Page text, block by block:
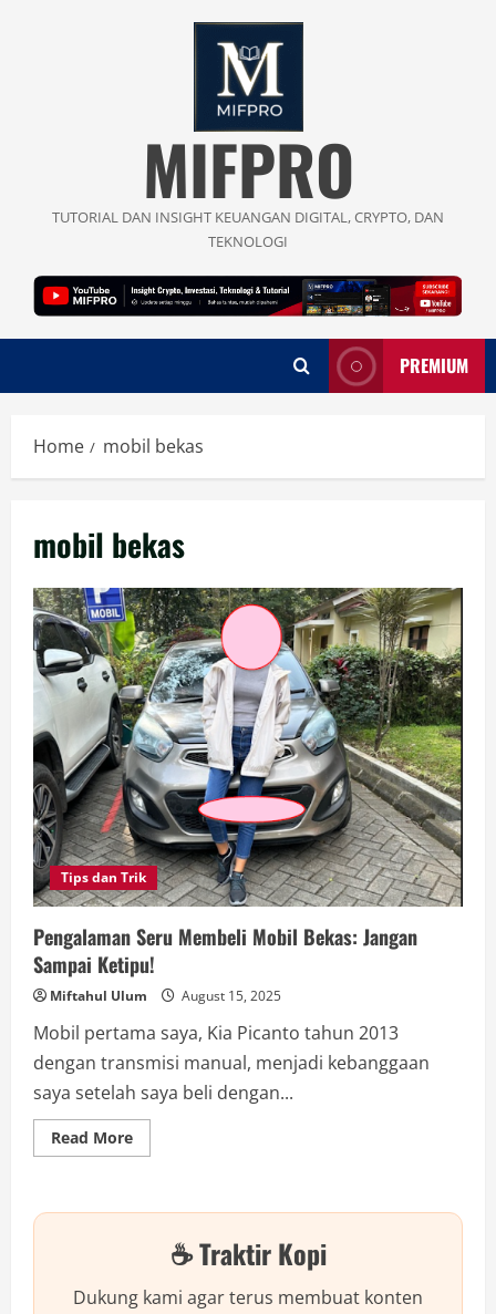
MIFPRO
TUTORIAL DAN INSIGHT KEUANGAN DIGITAL, CRYPTO, DAN
TEKNOLOGI
PREMIUM
Home mobil bekas
mobil bekas
Tips dan Trik
Pengalaman Seru Membeli Mobil Bekas: Jangan
Sampai Ketipu!
Miftahul Ulum August 15, 2025
Mobil pertama saya, Kia Picanto tahun 2013
dengan transmisi manual, menjadi kebanggaan
saya setelah saya beli dengan...
Read MoreRead
more
Membeli
Bekas:
Jangan
Ketipu!
☕ Traktir Kopi
Dukung kami agar terus membuat konten